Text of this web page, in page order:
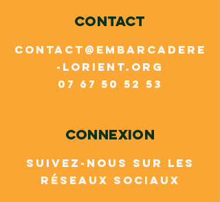
CONTACT
CONTACT@EMBARCADERE
-LORIENT.ORG
07 67 50 52 53
ConneXION
Suivez-nous sur les
réseaux sociaux